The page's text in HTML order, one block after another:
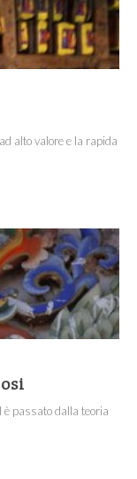
alto valore e la rapida
passato dalla teoria